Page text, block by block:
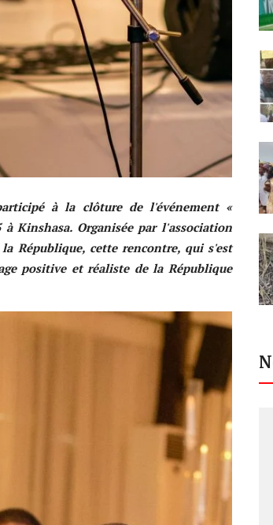
à la clôture de l'événement «
Kinshasa. Organisée par l'association
République, cette rencontre, qui s'est
positive et réaliste de la République